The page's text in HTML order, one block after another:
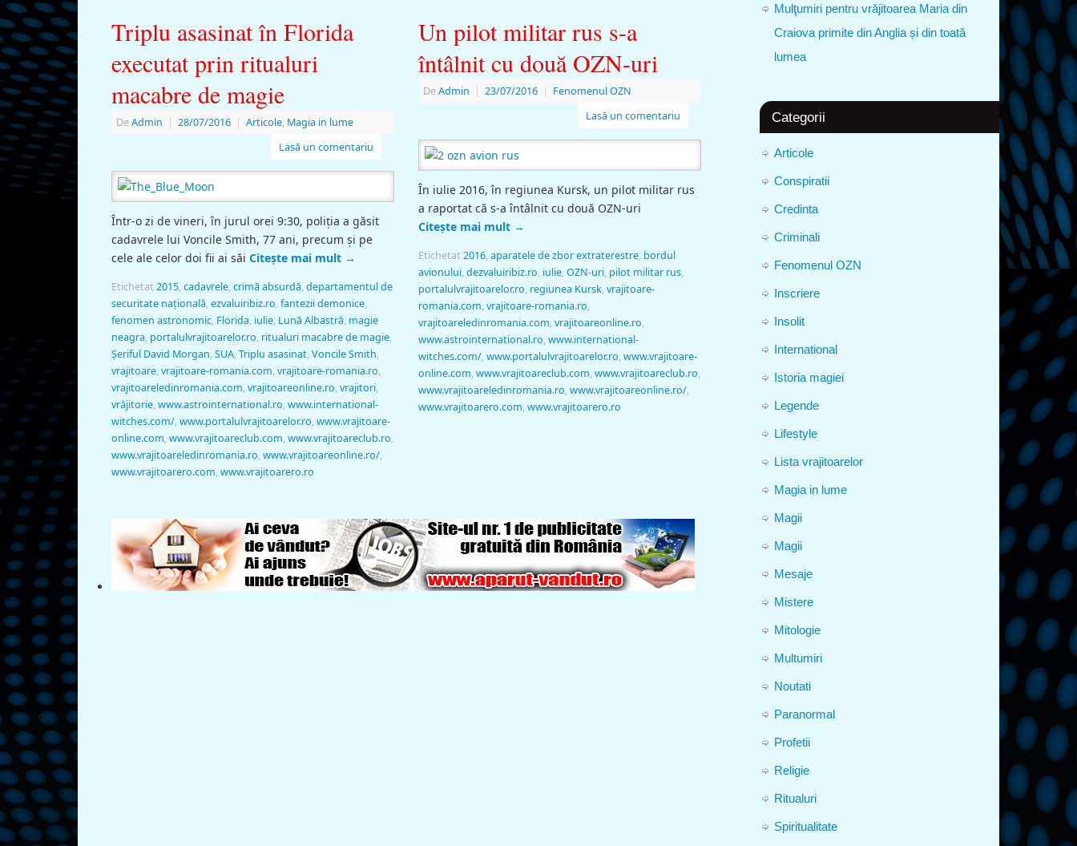
Triplu asasinat în Florida
executat prin ritualuri
macabre de magie
DeAdmin | 28/07/2016 | Articole, Magia in lume
Lasă un comentariu
Într-o zi de vineri, în jurul orei 9:30, poliția a găsit
cadavrele lui Voncile Smith, 77 ani, precum și pe
cele ale celor doi fii ai săi Citește mai mult →
Etichetat 2015,cadavrele,crimă absurdă,departamentul de
securitate națională,ezvaluiribiz.ro,fantezii demonice,
fenomen astronomic, Florida, iulie, Lună Albastră, magie
neagra, portalulvrajitoarelor.ro, ritualuri macabre de magie,
Şeriful David Morgan,SUA,Triplu asasinat,Voncile Smith,
vrajitoare,vrajitoare-romania.com,vrajitoare-romania.ro,
vrajitoareledinromania.com,vrajitoareonline.ro,vrajitori,
vrăjitorie,www.astrointernational.ro,www.international-
witches.com/,www.portalulvrajitoarelor.ro,www.vrajitoare-
online.com,www.vrajitoareclub.com,www.vrajitoareclub.ro,
www.vrajitoareledinromania.ro,www.vrajitoareonline.ro/,
www.vrajitoarero.com,www.vrajitoarero.ro
Un pilot militar rus s-a
întâlnit cu două OZN-uri
DeAdmin | 23/07/2016 | Fenomenul OZN
Lasă un comentariu
În iulie 2016, în regiunea Kursk, un pilot militar rus
a raportat că s-a întâlnit cu două OZN-uri
Citește mai mult →
Etichetat 2016,aparatele de zbor extraterestre, bordul
avionului,dezvaluiribiz.ro, iulie,OZN-uri, pilot militar rus,
portalulvrajitoarelor.ro, regiunea Kursk,vrajitoare-
romania.com,vrajitoare-romania.ro,
vrajitoareledinromania.com,vrajitoareonline.ro,
www.astrointernational.ro,www.international-
witches.com/,www.portalulvrajitoarelor.ro,www.vrajitoare-
online.com,www.vrajitoareclub.com,www.vrajitoareclub.ro,
www.vrajitoareledinromania.ro,www.vrajitoareonline.ro/,
www.vrajitoarero.com,www.vrajitoarero.ro
Mulţumiri pentru vrăjitoarea Maria din
Craiova primite din Anglia și din toată
lumea
Categorii
Articole
Conspiratii
Credinta
Criminali
Fenomenul OZN
Inscriere
Insolit
International
Istoria magiei
Legende
Lifestyle
Lista vrajitoarelor
Magia in lume
Magii
Magii
Mesaje
Mistere
Mitologie
Multumiri
Noutati
Paranormal
Profetii
Religie
Ritualuri
Spiritualitate